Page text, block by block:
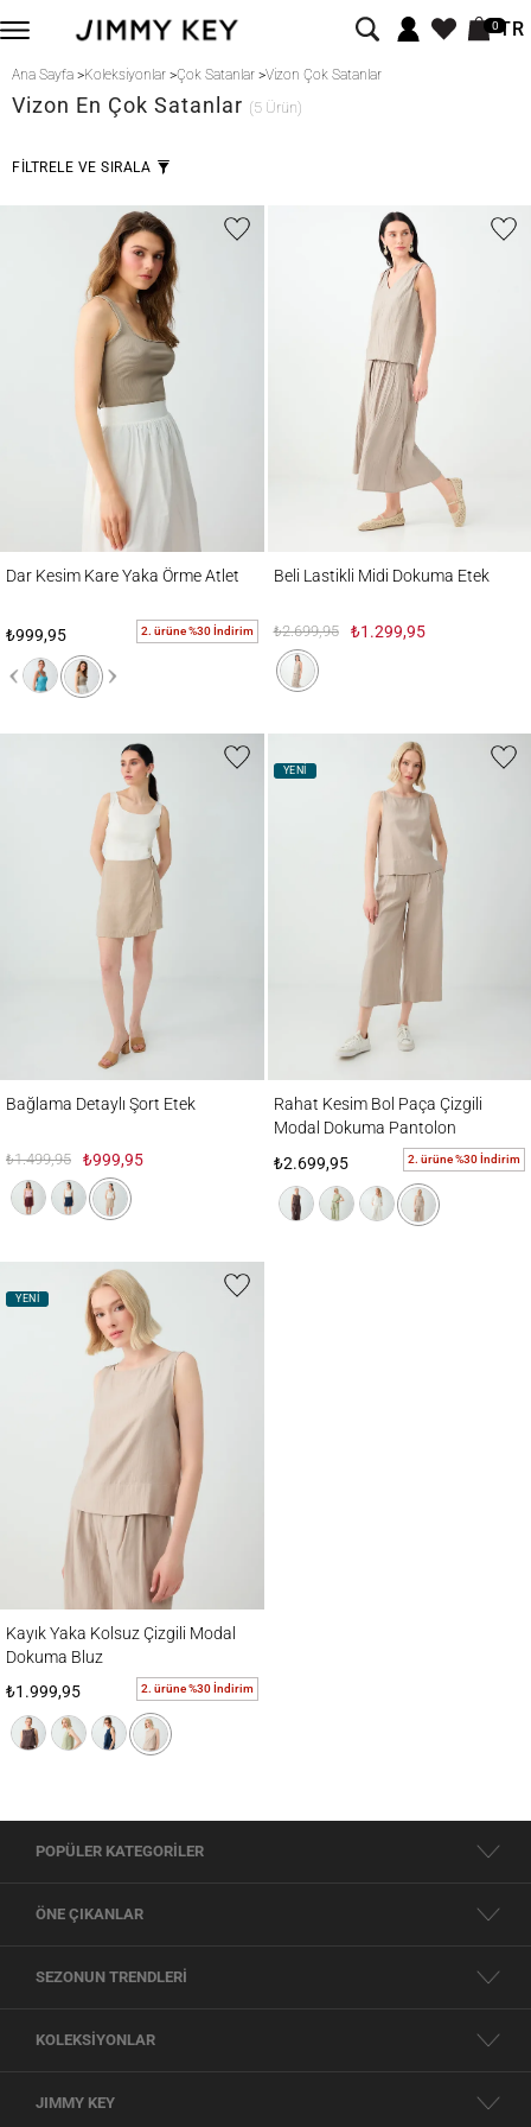
0TR
Ana Sayfa >Koleksiyonlar >Çok Satanlar >Vizon Çok Satanlar
Vizon En Çok Satanlar (5 Ürün)
FİLTRELE VE SIRALA
Dar Kesim Kare Yaka Örme Atlet
₺999,95 2. ürüne %30 İndirim
Beli Lastikli Midi Dokuma Etek
₺2.699,95 ₺1.299,95
Bağlama Detaylı Şort Etek
₺1.499,95 ₺999,95
YENİ
Rahat Kesim Bol Paça Çizgili
Modal Dokuma Pantolon
₺2.699,95
2. ürüne %30 İndirim
YENİ
Kayık Yaka Kolsuz Çizgili Modal
Dokuma Bluz
₺1.999,95
2. ürüne %30 İndirim
POPÜLER KATEGORİLER
ÖNE ÇIKANLAR
SEZONUN TRENDLERİ
KOLEKSİYONLAR
JIMMY KEY